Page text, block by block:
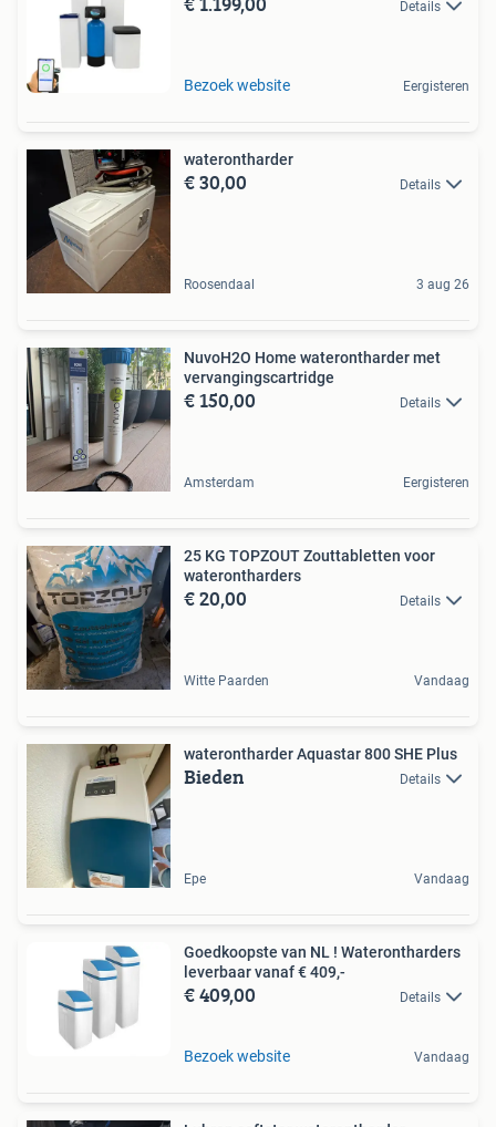
Details
Bezoek website Eergisteren
waterontharder
€ 30,00 Details
Roosendaal 3 aug 26
NuvoH2O Home waterontharder met
vervangingscartridge
€ 150,00 Details
Amsterdam Eergisteren
25 KG TOPZOUT Zouttabletten voor
waterontharders
€ 20,00 Details
Witte Paarden Vandaag
waterontharder Aquastar 800 SHE Plus
Bieden Details
Epe Vandaag
Goedkoopste van NL ! Waterontharders
leverbaar vanaf € 409,-
€ 409,00 Details
Bezoek website Vandaag